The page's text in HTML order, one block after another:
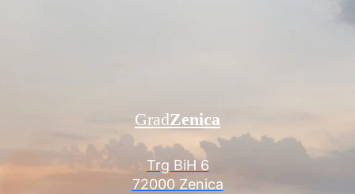
Trg BiH 6
72000 Zenica
GradZenica